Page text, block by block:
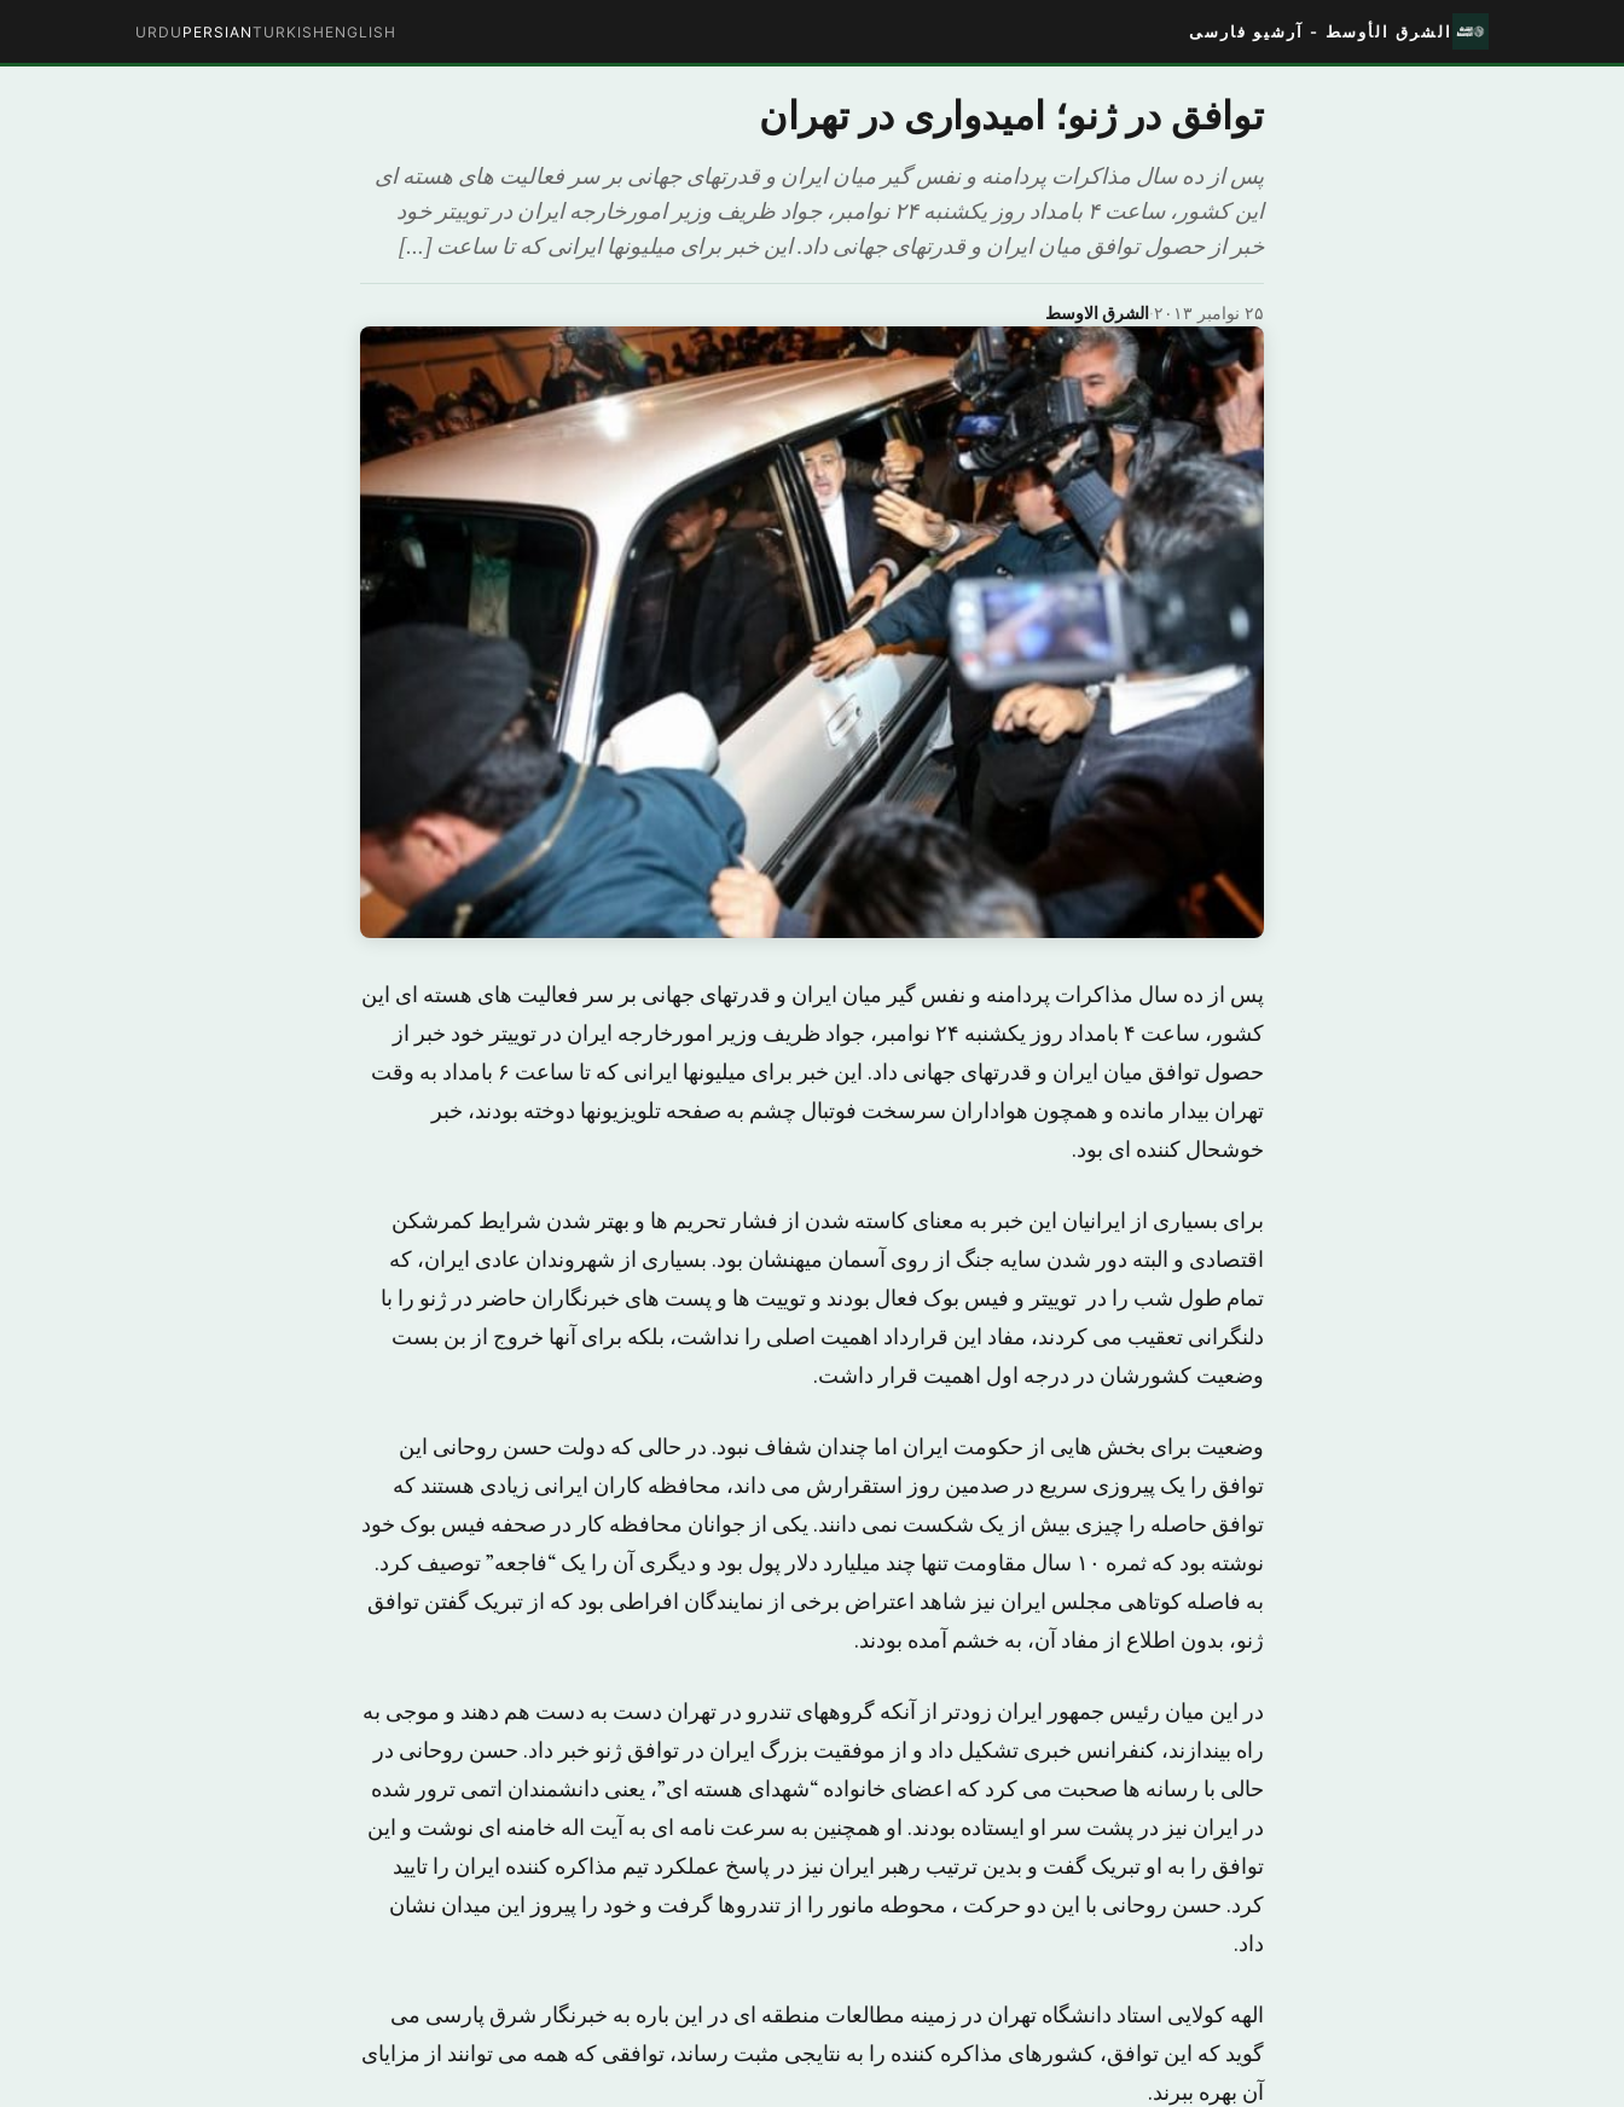
الشرق الأوسط - آرشیو فارسی ENGLISH
TURKISH
PERSIAN
URDU
توافق در ژنو؛ امیدواری در تهران
پس از ده سال مذاکرات پردامنه و نفس گیر میان ایران و قدرتهای جهانی بر سر فعالیت های هسته ای
این کشور، ساعت ۴ بامداد روز یکشنبه ۲۴ نوامبر، جواد ظریف وزیر امورخارجه ایران در توییتر خود
خبر از حصول توافق میان ایران و قدرتهای جهانی داد. این خبر برای میلیونها ایرانی که تا ساعت […]
الشرق الاوسط· ۲۵ نوامبر ۲۰۱۳
پس از ده سال مذاکرات پردامنه و نفس گیر میان ایران و قدرتهای جهانی بر سر فعالیت های هسته ای این
کشور، ساعت ۴ بامداد روز یکشنبه ۲۴ نوامبر، جواد ظریف وزیر امورخارجه ایران در توییتر خود خبر از
حصول توافق میان ایران و قدرتهای جهانی داد. این خبر برای میلیونها ایرانی که تا ساعت ۶ بامداد به وقت
تهران بیدار مانده و همچون هواداران سرسخت فوتبال چشم به صفحه تلویزیونها دوخته بودند، خبر
خوشحال کننده ای بود.
برای بسیاری از ایرانیان این خبر به معنای کاسته شدن از فشار تحریم ها و بهتر شدن شرایط کمرشکن
اقتصادی و البته دور شدن سایه جنگ از روی آسمان میهنشان بود. بسیاری از شهروندان عادی ایران، که
تمام طول شب را در توییتر و فیس بوک فعال بودند و توییت ها و پست های خبرنگاران حاضر در ژنو را با
دلنگرانی تعقیب می کردند، مفاد این قرارداد اهمیت اصلی را نداشت، بلکه برای آنها خروج از بن بست
وضعیت کشورشان در درجه اول اهمیت قرار داشت.
وضعیت برای بخش هایی از حکومت ایران اما چندان شفاف نبود. در حالی که دولت حسن روحانی این
توافق را یک پیروزی سریع در صدمین روز استقرارش می داند، محافظه کاران ایرانی زیادی هستند که
توافق حاصله را چیزی بیش از یک شکست نمی دانند. یکی از جوانان محافظه کار در صحفه فیس بوک خود
نوشته بود که ثمره ۱۰ سال مقاومت تنها چند میلیارد دلار پول بود و دیگری آن را یک “فاجعه” توصیف کرد.
به فاصله کوتاهی مجلس ایران نیز شاهد اعتراض برخی از نمایندگان افراطی بود که از تبریک گفتن توافق
ژنو، بدون اطلاع از مفاد آن، به خشم آمده بودند.
در این میان رئیس جمهور ایران زودتر از آنکه گروههای تندرو در تهران دست به دست هم دهند و موجی به
راه بیندازند، کنفرانس خبری تشکیل داد و از موفقیت بزرگ ایران در توافق ژنو خبر داد. حسن روحانی در
حالی با رسانه ها صحبت می کرد که اعضای خانواده “شهدای هسته ای”، یعنی دانشمندان اتمی ترور شده
در ایران نیز در پشت سر او ایستاده بودند. او همچنین به سرعت نامه ای به آیت اله خامنه ای نوشت و این
توافق را به او تبریک گفت و بدین ترتیب رهبر ایران نیز در پاسخ عملکرد تیم مذاکره کننده ایران را تایید
کرد. حسن روحانی با این دو حرکت ، محوطه مانور را از تندروها گرفت و خود را پیروز این میدان نشان
داد.
الهه کولایی استاد دانشگاه تهران در زمینه مطالعات منطقه ای در این باره به خبرنگار شرق پارسی می
گوید که این توافق، کشورهای مذاکره کننده را به نتایجی مثبت رساند، توافقی که همه می توانند از مزایای
آن بهره ببرند.